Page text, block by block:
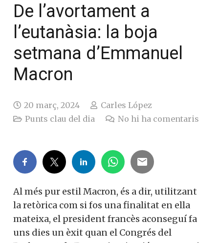
De l’avortament a
l’eutanàsia: la boja
setmana d’Emmanuel
Macron
20 març, 2024
Carles López
Punts clau del dia
No hi ha comentaris
Al més pur estil Macron, és a dir, utilitzant
la retòrica com si fos una finalitat en ella
mateixa, el president francès aconseguí fa
uns dies un èxit quan el Congrés del